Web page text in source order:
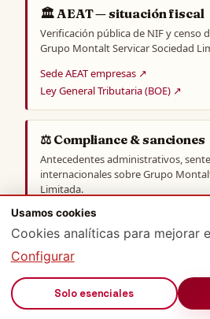
🏛️ AEAT — situación fiscal
Verificación pública de NIF y censo
Grupo Montalt Servicar Sociedad
Sede AEAT empresas ↗
Ley General Tributaria (BOE) ↗
⚖️ Compliance & sanciones
Antecedentes administrativos,
internacionales sobre Grupo
Limitada.
Buscador oficial CENDOJ (Poder
OpenSanctions ↗
Resoluciones AEPD ↗
📊 Comparativa sectorial
Usamos cookies
Cookies analíticas para mejorar
Configurar
Solo esenciales